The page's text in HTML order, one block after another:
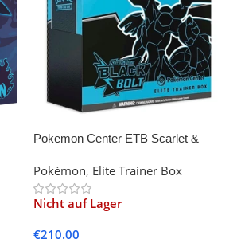
Pokemon Center ETB Scarlet &
Pokémon, Elite Trainer Box
Nicht auf Lager
€210.00